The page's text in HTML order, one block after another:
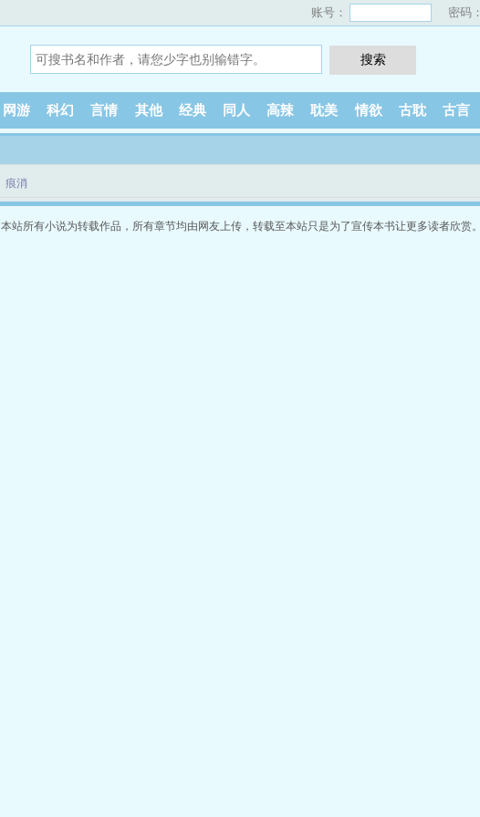
账号： 密码：
网游 科幻 言情 其他 经典 同人 高辣 耽美 情欲 古耽 古言
痕消
本站所有小说为转载作品，所有章节均由网友上传，转载至本站只是为了宣传本书让更多读者欣赏。